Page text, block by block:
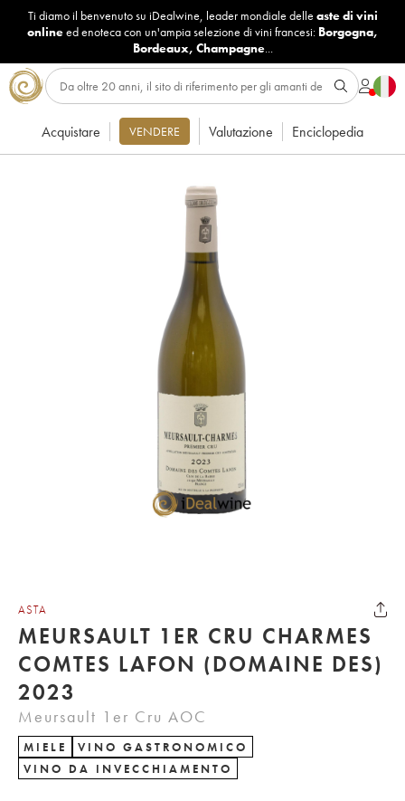
Ti diamo il benvenuto su iDealwine, leader mondiale delle aste di vini
onlineed enoteca con un'ampia selezione di vini francesi: Borgogna,
Bordeaux, Champagne...
Acquistare VENDERE Valutazione Enciclopedia
ASTA
MEURSAULT 1ER CRU CHARMES
COMTES LAFON (DOMAINE DES)
2023
Meursault 1er Cru AOC
MIELE
VINO GASTRONOMICO
VINO DA INVECCHIAMENTO